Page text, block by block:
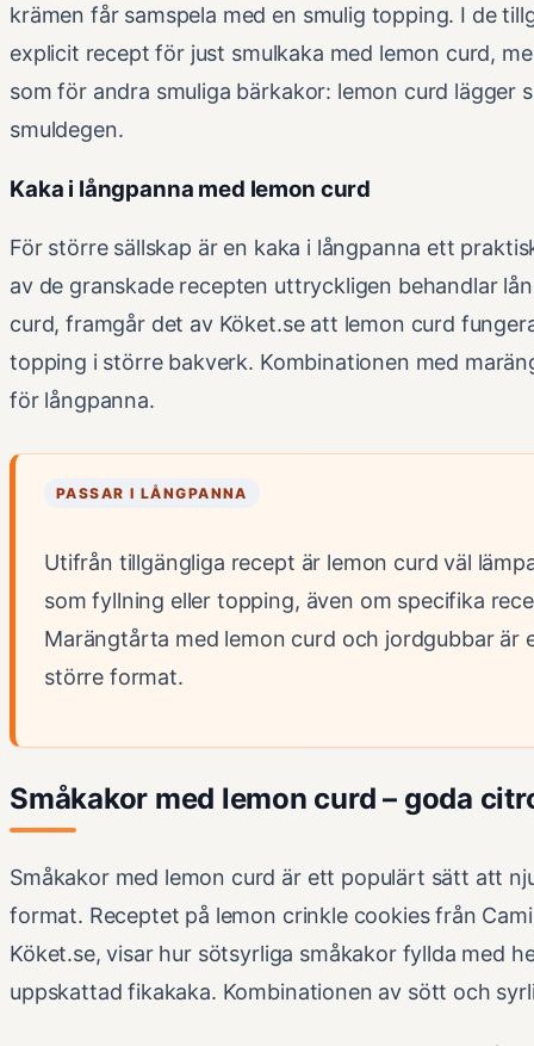
krämen får samspela med en smulig topping. I de
explicit recept för just smulkaka med lemon curd,
som för andra smuliga bärkakor: lemon curd lägger
smuldegen.
Kaka i långpanna med lemon curd
För större sällskap är en kaka i långpanna ett
av de granskade recepten uttryckligen behandlar
curd, framgår det av Köket.se att lemon curd
topping i större bakverk. Kombinationen med
för långpanna.
PASSAR I LÅNGPANNA
Utifrån tillgängliga recept är lemon curd väl
som fyllning eller topping, även om specifika
Marängtårta med lemon curd och jordgubbar är
större format.
Småkakor med lemon curd – goda
Småkakor med lemon curd är ett populärt sätt att
format. Receptet på lemon crinkle cookies från
Köket.se, visar hur sötsyrliga småkakor fyllda med
uppskattad fikakaka. Kombinationen av sött och